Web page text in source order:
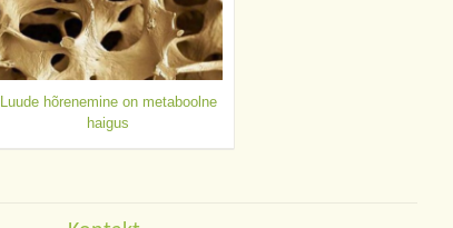
Luude hõrenemine on metaboolne
haigus